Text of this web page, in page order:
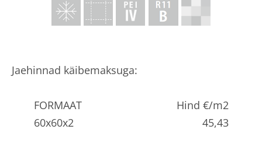
Jaehinnad käibemaksuga:
FORMAAT
Hind €/m2
60x60x2
45,43